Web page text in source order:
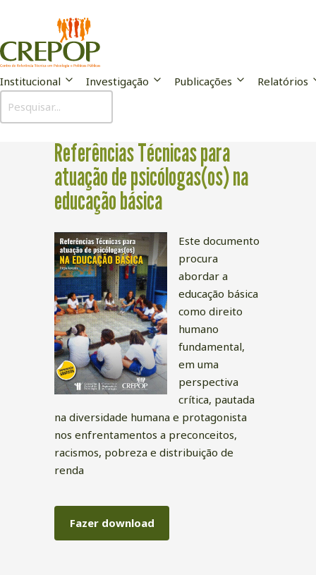
Institucional Investigação Publicações Relatórios
Publicação
Referências Técnicas para
atuação de psicólogas(os) na
educação básica
Este documento
procura
abordar a
educação básica
como direito
humano
fundamental,
em uma
perspectiva
crítica, pautada
na diversidade humana e protagonista
nos enfrentamentos a preconceitos,
racismos, pobreza e distribuição de
renda
Fazer download